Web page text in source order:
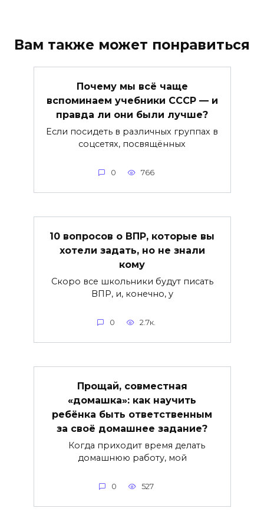
Вам также может понравиться
Почему мы всё чаще
вспоминаем учебники СССР — и
правда ли они были лучше?
Если посидеть в различных группах в
соцсетях, посвящённых
0 766
10 вопросов о ВПР, которые вы
хотели задать, но не знали
кому
Скоро все школьники будут писать
ВПР, и, конечно, у
0 2.7к.
Прощай, совместная
«домашка»: как научить
ребёнка быть ответственным
за своё домашнее задание?
Когда приходит время делать
домашнюю работу, мой
0 527